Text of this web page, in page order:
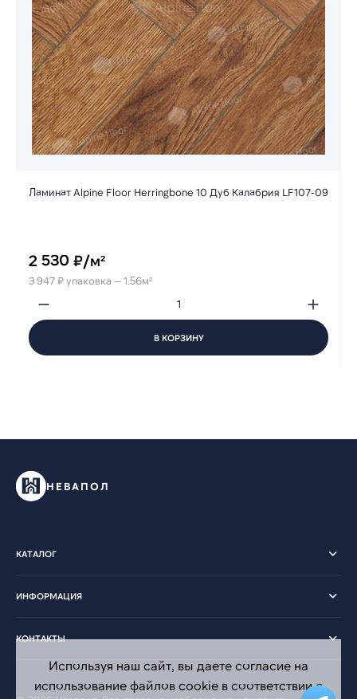
Ламинат Alpine Floor Herringbone 10 Дуб Калабрия LF107-09
2 530 ₽/м²
3 947 ₽ упаковка — 1.56м²
В КОРЗИНУ
НЕВАПОЛ
КАТАЛОГ
ИНФОРМАЦИЯ
КОНТАКТЫ
Используя наш сайт, вы даете согласие на
использование файлов cookie в соответствии с